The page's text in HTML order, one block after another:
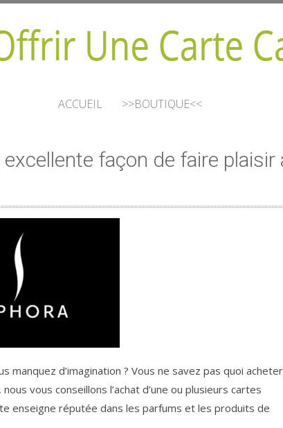
ACCUEIL >>BOUTIQUE<<
façon de faire plaisir
manquez d’imagination ? Vous ne savez pas quoi acheter
vous conseillons l’achat d’une ou plusieurs cartes
enseigne réputée dans les parfums et les produits de